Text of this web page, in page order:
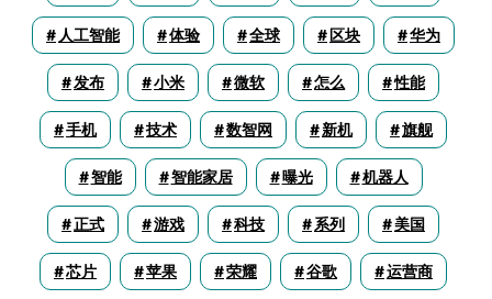
人工智能 体验 全球 区块 华为
发布 小米 微软 怎么 性能
手机 技术 数智网 新机 旗舰
智能 智能家居 曝光 机器人
正式 游戏 科技 系列 美国
芯片 苹果 荣耀 谷歌 运营商